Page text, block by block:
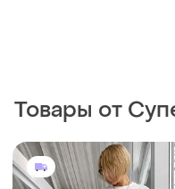
Товары от